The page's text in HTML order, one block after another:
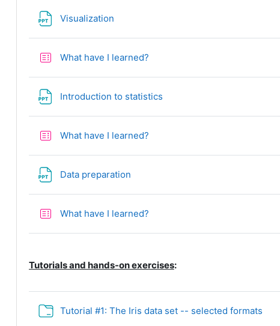
Visualization
What have I learned?Kviz
Introduction to statistics
What have I learned?Kviz
Data preparation
What have I learned?Kviz
Tutorials and hands-on exercises:
Tutorial #1: The Iris data set -- selected formatsMapa